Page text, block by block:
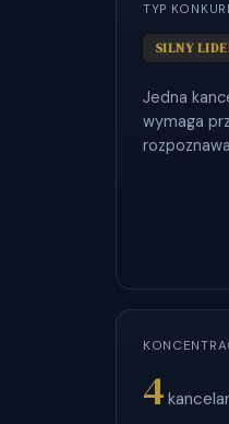
TYP
SILNY
Jedna
wymaga
4